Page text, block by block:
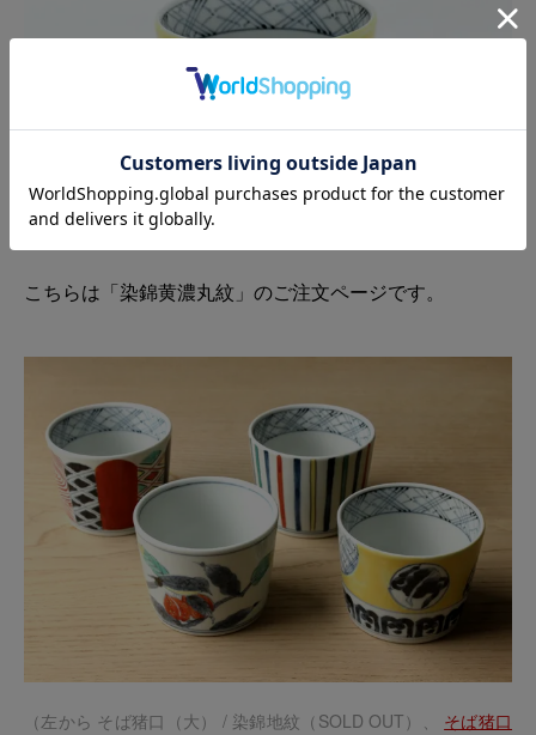
こちらは「染錦黄濃丸紋」のご注文ページです。
（左から そば猪口（大） / 染錦地紋（SOLD OUT）、 そば猪口